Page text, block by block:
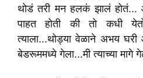
थोडं तरी मन हलकं झालं होतं...
पाहत होती की तो कधी
त्याला...थोड्या वेळाने अभय
बेडरूममध्ये गेला...मी त्याच्या मागे